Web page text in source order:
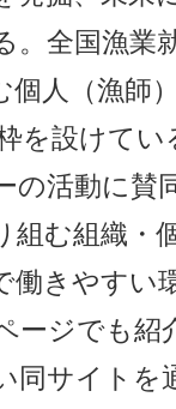
。全国漁業
人（漁師
を設けて
の活動に賛
組む組織・
働きやすい
ージでも紹
同サイトを